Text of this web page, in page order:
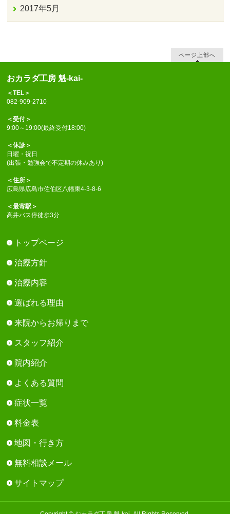
2017年5月
ページ上部へ
おカラダ工房 魁-kai-
＜TEL＞
082-909-2710
＜受付＞
9:00～19:00(最終受付18:00)
＜休診＞
日曜・祝日
(出張・勉強会で不定期の休みあり)
＜住所＞
広島県広島市佐伯区八幡東4-3-8-6
＜最寄駅＞
高井バス停徒歩3分
トップページ
治療方針
治療内容
選ばれる理由
来院からお帰りまで
スタッフ紹介
院内紹介
よくある質問
症状一覧
料金表
地図・行き方
無料相談メール
サイトマップ